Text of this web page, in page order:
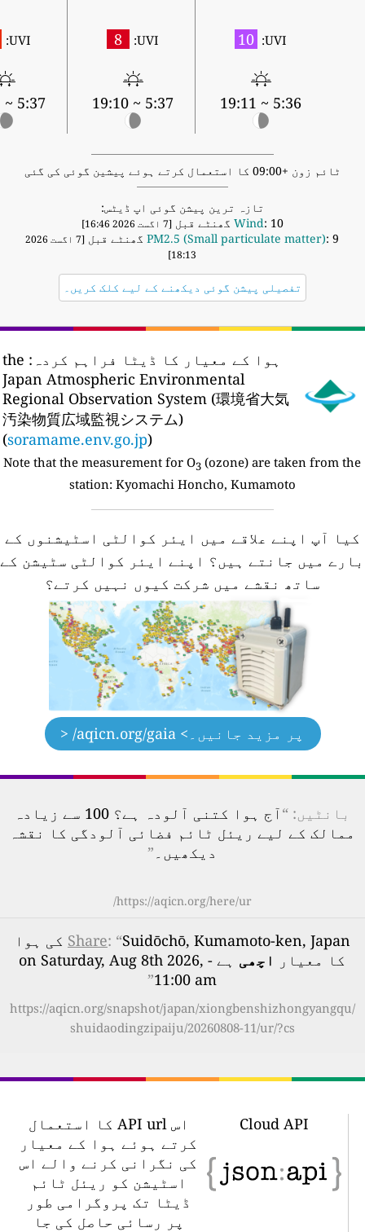
UVI:
10
5:36 ~ 19:11
UVI:
8
5:37 ~ 19:10
UVI:
5:37 ~ 19:09
ٹائم زون +09:00 کا استعمال کرتے ہوئے پیشین گوئی کی گئی
تازہ ترین پیشن گوئی اپ ڈیٹس:
Wind : 10 گھنٹے قبل
PM2.5 (Small particulate matter) : 9 گھنٹے قبل
[7 اگست 2026
18:13]
تفصیلی پیشن گوئی دیکھنے کے لیے کلک کریں۔
ہوا کے معیار کا ڈیٹا فراہم کردہ:
the
Japan Atmospheric Environmental
Regional Observation System (環境省大気
汚染物質広域監視システム)
(soramame.env.go.jp)
Note that the measurement for O3(ozone) are taken from the
station:Kyomachi Honcho, Kumamoto
کیا آپ اپنے علاقے میں ایئر کوالٹی اسٹیشنوں کے
میں جانتے ہیں؟
اپنے ایئر کوالٹی سٹیشن کے
ساتھ نقشے میں شرکت کیوں نہیں کرتے؟
پر مزید جانیں۔ > aqicn.org/gaia/ <
بانٹیں: “
آج ہوا کتنی آلودہ ہے؟ 100 سے زیادہ
ممالک کے لیے ریئل ٹائم فضائی آلودگی کا نقشہ
دیکھیں۔ ”
https://aqicn.org/here/ur/
Share : “
Suidōchō, Kumamoto-ken, Japan کی ہوا
کا معیار
اچھی
ہے - on Saturday, Aug 8th 2026,
11:00 am
”
https://aqicn.org/snapshot/japan/xiongbenshizhongyangqu/
shuidaodingzipaiju/20260808-11/ur/?cs
Cloud API
اس API url کا استعمال
کرتے ہوئے ہوا کے معیار
کی نگرانی کرنے والے اس
اسٹیشن کو ریئل ٹائم
ڈیٹا تک پروگرامی طور
پر رسائی حاصل کی جا